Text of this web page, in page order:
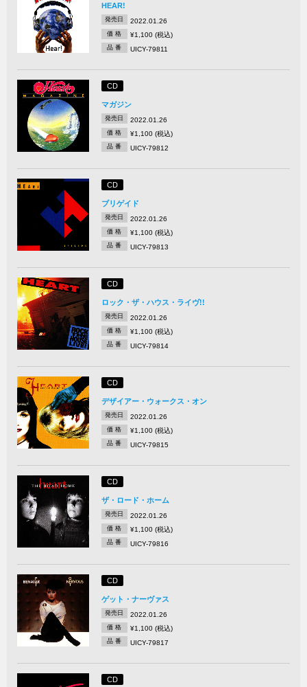
HEAR!
発売日 2022.01.26
価 格 ¥1,100 (税込)
品 番 UICY-79811
CD
マガジン
発売日 2022.01.26
価 格 ¥1,100 (税込)
品 番 UICY-79812
CD
ブリゲイド
発売日 2022.01.26
価 格 ¥1,100 (税込)
品 番 UICY-79813
CD
ロック・ザ・ハウス・ライヴ!!
発売日 2022.01.26
価 格 ¥1,100 (税込)
品 番 UICY-79814
CD
デザイアー・ウォークス・オン
発売日 2022.01.26
価 格 ¥1,100 (税込)
品 番 UICY-79815
CD
ザ・ロード・ホーム
発売日 2022.01.26
価 格 ¥1,100 (税込)
品 番 UICY-79816
CD
ゲット・ナーヴァス
発売日 2022.01.26
価 格 ¥1,100 (税込)
品 番 UICY-79817
CD